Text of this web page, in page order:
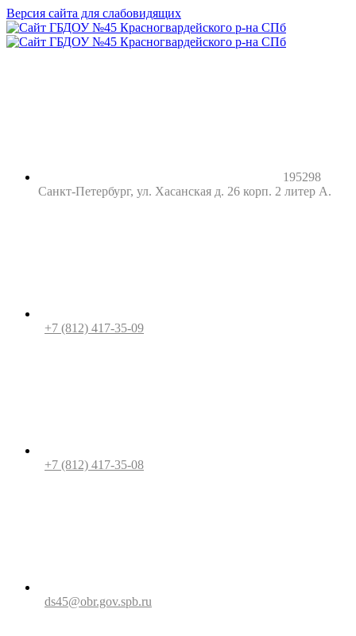
Версия сайта для слабовидящих
195298
Санкт-Петербург, ул. Хасанская д. 26 корп. 2 литер А.
+7 (812) 417-35-09
+7 (812) 417-35-08
ds45@obr.gov.spb.ru